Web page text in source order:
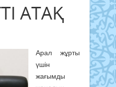
АТАҚ
Арал жұрты
үшін
жағымды